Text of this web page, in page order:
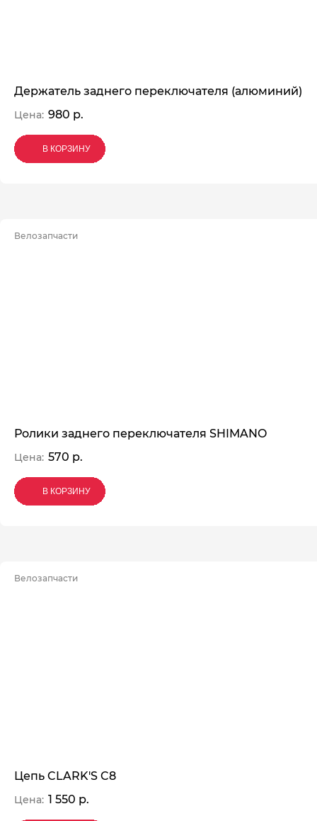
Держатель заднего переключателя (алюминий)
Цена: 980 р.
В КОРЗИНУ
В КОРЗИНУ
В КОРЗИНУ
Велозапчасти
Ролики заднего переключателя SHIMANO
Цена: 570 р.
В КОРЗИНУ
В КОРЗИНУ
В КОРЗИНУ
Велозапчасти
Цепь CLARK'S C8
Цена: 1 550 р.